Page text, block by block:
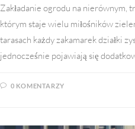
Zakładanie ogrodu na nierównym,
którym staje wielu miłośników
tarasach każdy zakamarek działki
jednocześnie pojawiają się
0 KOMENTARZY